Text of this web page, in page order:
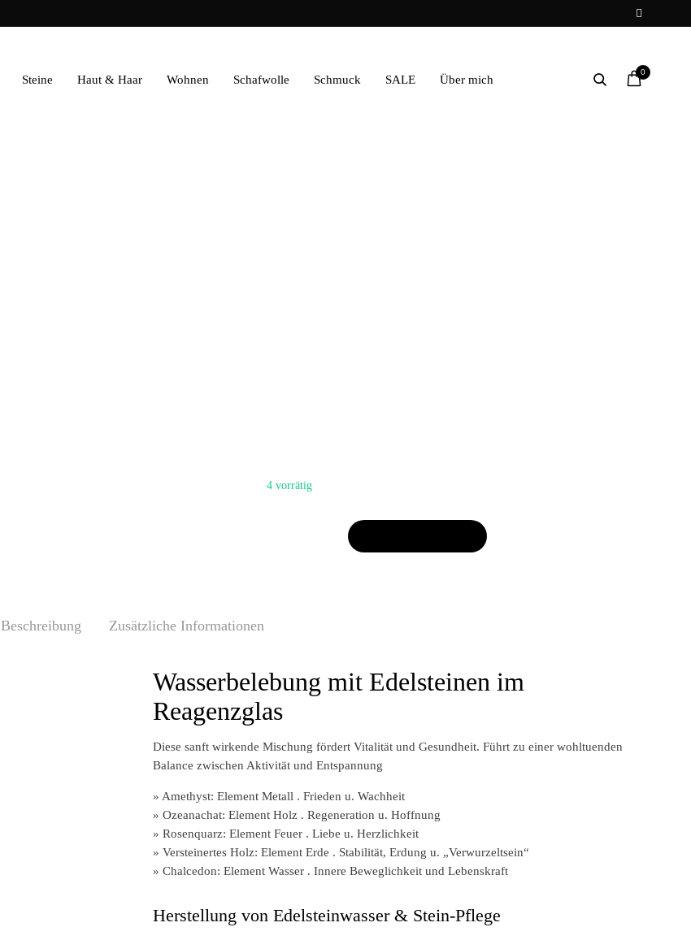
0
Steine Haut & Haar Wohnen Schafwolle Schmuck SALE Über mich
4 vorrätig
In den Warenkorb
Beschreibung Zusätzliche Informationen
Wasserbelebung mit Edelsteinen im
Reagenzglas
Diese sanft wirkende Mischung fördert Vitalität und Gesundheit. Führt zu einer wohltuenden
Balance zwischen Aktivität und Entspannung
» Amethyst: Element Metall . Frieden u. Wachheit
» Ozeanachat: Element Holz . Regeneration u. Hoffnung
» Rosenquarz: Element Feuer . Liebe u. Herzlichkeit
» Versteinertes Holz: Element Erde . Stabilität, Erdung u. „Verwurzeltsein“
» Chalcedon: Element Wasser . Innere Beweglichkeit und Lebenskraft
Herstellung von Edelsteinwasser & Stein-Pflege